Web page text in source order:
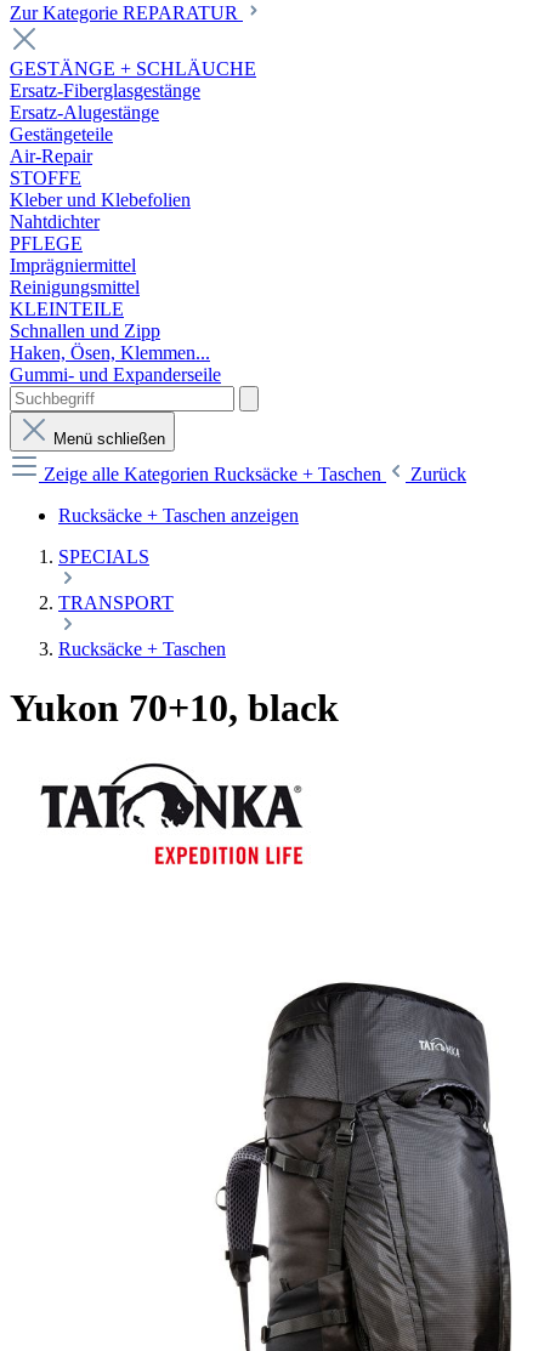
Zur Kategorie REPARATUR
GESTÄNGE + SCHLÄUCHE
Ersatz-Fiberglasgestänge
Ersatz-Alugestänge
Gestängeteile
Air-Repair
STOFFE
Kleber und Klebefolien
Nahtdichter
PFLEGE
Imprägniermittel
Reinigungsmittel
KLEINTEILE
Schnallen und Zipp
Haken, Ösen, Klemmen...
Gummi- und Expanderseile
Menü schließen
Zeige alle Kategorien Rucksäcke + Taschen
Zurück
Rucksäcke + Taschen anzeigen
SPECIALS
TRANSPORT
Rucksäcke + Taschen
Yukon 70+10, black